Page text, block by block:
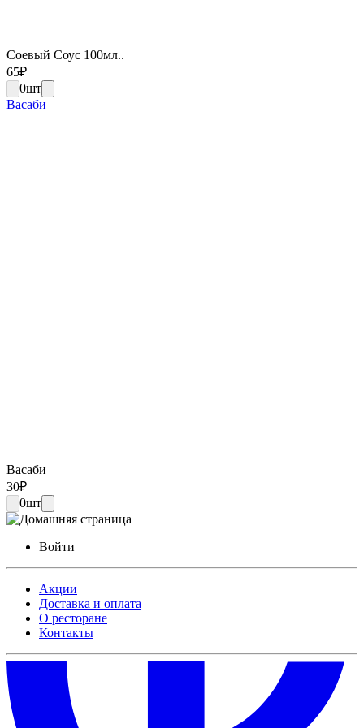
Соевый Соус 100мл..
65₽
0шт
Васаби
Васаби
30₽
0шт
Войти
Акции
Доставка и оплата
О ресторане
Контакты